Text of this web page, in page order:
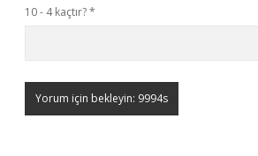
10 - 4 kaçtır?*